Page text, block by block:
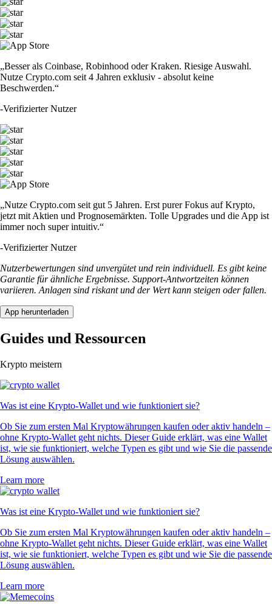
„Besser als Coinbase, Robinhood oder Kraken. Riesige Auswahl.
Nutze Crypto.com seit 4 Jahren exklusiv - absolut keine
Beschwerden.“
-Verifizierter Nutzer
„Nutze Crypto.com seit gut 5 Jahren. Erst purer Fokus auf Krypto,
jetzt mit Aktien und Prognosemärkten. Tolle Upgrades und die App ist
immer noch super intuitiv.“
-Verifizierter Nutzer
Nutzerbewertungen sind unvergütet und rein individuell. Es gibt keine
Garantie für ähnliche Ergebnisse. Support-Antwortzeiten können
variieren. Anlagen sind riskant und der Wert kann steigen oder fallen.
App herunterladen
Guides und Ressourcen
Krypto meistern
Was ist eine Krypto-Wallet und wie funktioniert sie?
Ob Sie zum ersten Mal Kryptowährungen kaufen oder aktiv handeln –
ohne Krypto-Wallet geht nichts. Dieser Guide erklärt, was eine Wallet
ist, wie sie funktioniert, welche Typen es gibt und wie Sie die passende
Lösung auswählen.
Learn more
Was ist eine Krypto-Wallet und wie funktioniert sie?
Ob Sie zum ersten Mal Kryptowährungen kaufen oder aktiv handeln –
ohne Krypto-Wallet geht nichts. Dieser Guide erklärt, was eine Wallet
ist, wie sie funktioniert, welche Typen es gibt und wie Sie die passende
Lösung auswählen.
Learn more